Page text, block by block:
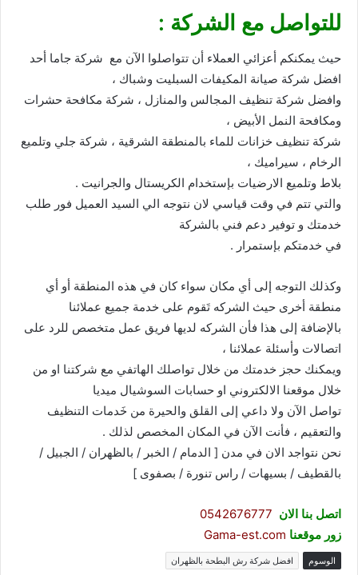
للتواصل مع الشركة :
حيث يمكنكم أعزائي العملاء أن تتواصلوا الآن مع شركة جاما أحد
افضل شركة صيانة المكيفات السبليت وشباك ،
وافضل شركة تنظيف المجالس والمنازل ، شركة مكافحة حشرات
ومكافحة النمل الأبيض ،
شركة تنظيف خزانات للماء بالمنطقة الشرقية ، شركة جلي وتلميع
الرخام ، سيراميك ،
بلاط وتلميع الارضيات بإستخدام الكريستال والجرانيت .
والتي تتم في وقت قياسي لان نتوجه الي السيد العميل فور طلب
خدمتك و توفير دعم فني بالشركة
في خدمتكم بإستمرار .
وكذلك التوجه إلى أي مكان سواء كان في هذه المنطقة أو أي
منطقة أخرى حيث الشركه تَقوم على خدمة جميع عملائنا
بالإضافة إلى هذا فأن الشركه لديها فريق عمل متخصص للرد على
اتصالات وأسئلة عملائنا ،
ويمكنك حجز خدمتك من خلال تواصلك الهاتفي مع شركتنا او من
خلال موقعنا الالكتروني او حسابات السوشيال ميديا
تواصل الآن ولا داعي إلى القلق والحيرة من خَدمات التنظيف
والتعقيم ، فأنت الآن في المكان المخصص لذلك .
نحن نتواجد الان في مدن [ الدمام / الخبر / بالظهران / الجبيل /
بالقطيف / بسيهات / راس تنورة / بصفوى ]
اتصل بنا الان 0542676777
زور موقعنا Gama-est.com
الوسوم افضل شركة رش البطحة بالظهران